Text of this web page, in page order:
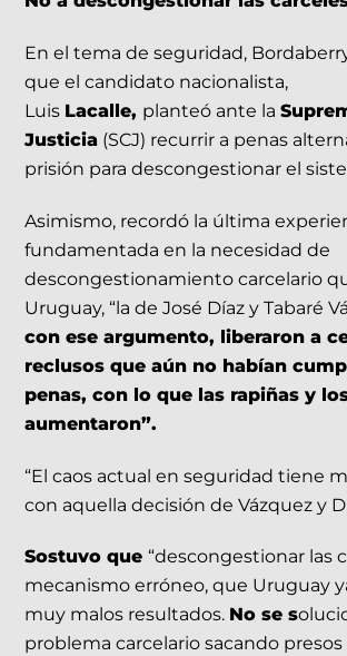
En el tema de seguridad,
que el candidato nacionalista,
Luis Lacalle, planteó ante la
Justicia (SCJ) recurrir a penas
prisión para descongestionar el
Asimismo, recordó la última
fundamentada en la necesidad de
descongestionamiento carcelario
Uruguay, “la de José Díaz y Tabaré
con ese argumento, liberaron a
reclusos que aún no habían
penas, con lo que las rapiñas y
aumentaron”.
“El caos actual en seguridad tiene
con aquella decisión de Vázquez y
Sostuvo que “descongestionar las
mecanismo erróneo, que Uruguay
muy malos resultados. No se s
problema carcelario sacando presos